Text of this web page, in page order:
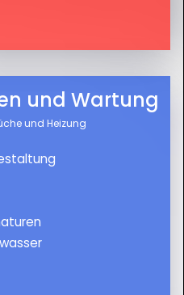
und Wartung
und Heizung